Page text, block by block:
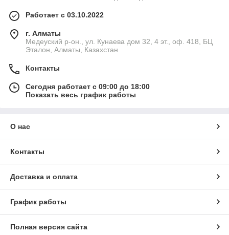
Наши преимущества:
☑ Уникальная прочность
Оснащены антивандальными свойствами, не сломать даже
под тяжелым весом
☑ Высокая долговечность
не меньше 20 лет
Скамейка для общественного пространства
свяжитесь с нами удобным для вас способом. Мы всегда
готовы помочь вам создать идеальный уголок для отдыха в
вашем саду или парке.
Также выбирают:
Работает с 03.10.2022
г. Алматы
Медеуский р-он., ул. Кунаева дом 32, 4 эт., оф. 418, БЦ
Эталон, Алматы, Казахстан
Контакты
Сегодня работает с 09:00 до 18:00
Показать весь график работы
О нас
Контакты
Доставка и оплата
График работы
Полная версия сайта